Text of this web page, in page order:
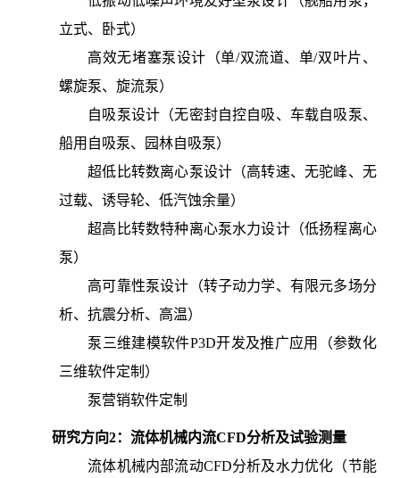
立式、卧式）
高效无堵塞泵设计（单/双流道、单/双叶片、
螺旋泵、旋流泵）
自吸泵设计（无密封自控自吸、车载自吸泵、
船用自吸泵、园林自吸泵）
超低比转数离心泵设计（高转速、无驼峰、无
过载、诱导轮、低汽蚀余量）
超高比转数特种离心泵水力设计（低扬程离心
泵）
高可靠性泵设计（转子动力学、有限元多场分
析、抗震分析、高温）
泵三维建模软件P3D开发及推广应用（参数化
三维软件定制）
泵营销软件定制
研究方向2：流体机械内流CFD分析及试验测量
流体机械内部流动CFD分析及水力优化（节能